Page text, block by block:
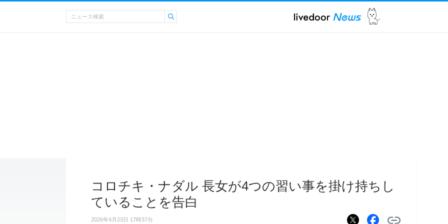
コロチキ・ナダル 長女が4つの習い事を掛け持ちし
ていることを告白
2026年4月23日 17時37分